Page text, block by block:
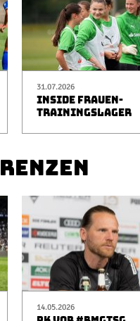
31.07.2026
INSIDE FRAUEN-
TRAININGSLAGER
14.05.2026